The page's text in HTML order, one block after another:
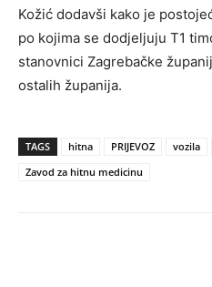
Kožić dodavši kako je
po kojima se dodjeljuju T1
stanovnici Zagrebačke
ostalih županija.
TAGS hitna PRIJEVOZ vozila
Zavod za hitnu medicinu